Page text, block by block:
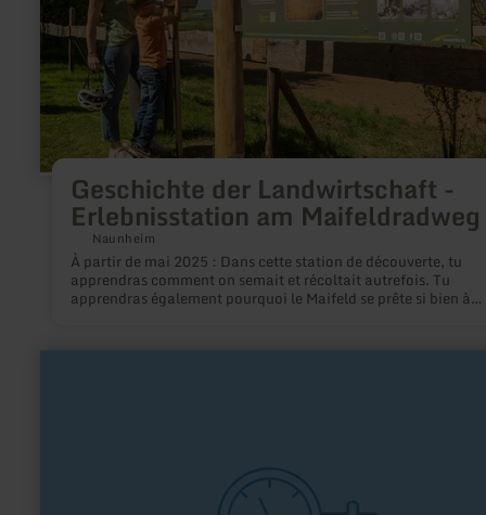
Geschichte der Landwirtschaft -
Erlebnisstation am Maifeldradweg
Naunheim
À partir de mai 2025 : Dans cette station de découverte, tu
apprendras comment on semait et récoltait autrefois. Tu
apprendras également pourquoi le Maifeld se prête si bien à
Maifeldradweg